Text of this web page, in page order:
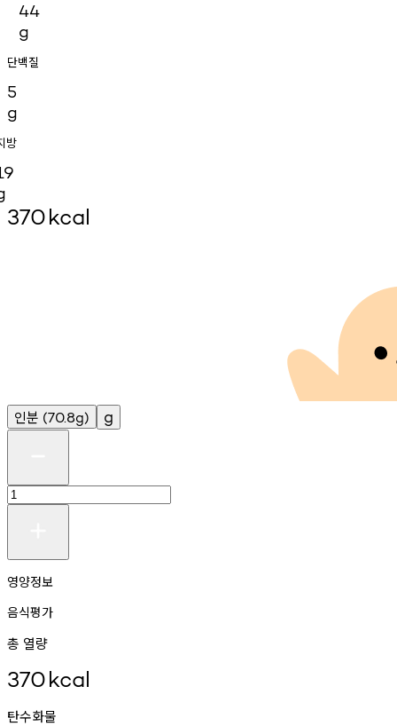
44
g
단백질
5
g
방
370kcal
인분 (70.8g) g
영양정보
음식평가
총 열량
370kcal
탄수화물